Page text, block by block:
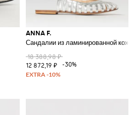
ANNA F.
Сандалии из ламинированной кожи
18 388,98 ₽
12 872,19 ₽
-30%